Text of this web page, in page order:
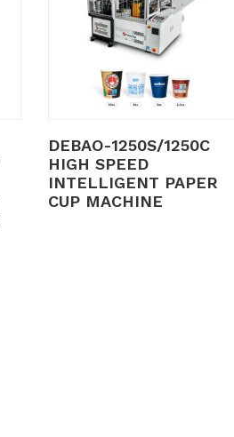
DEBAO-1250S/1250C
HIGH SPEED
INTELLIGENT PAPER
CUP MACHINE